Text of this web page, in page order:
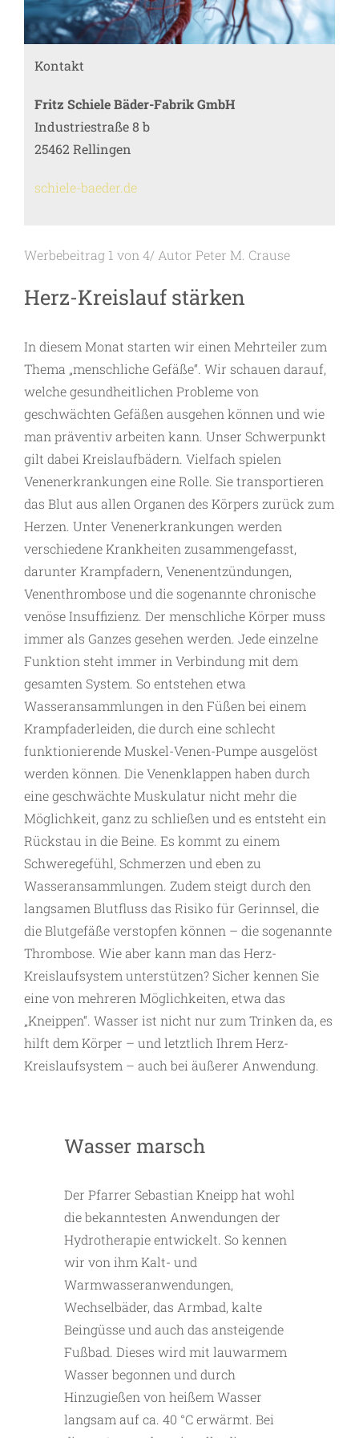
Kontakt
Fritz Schiele Bäder-Fabrik GmbH
Industriestraße 8 b
25462 Rellingen
schiele-baeder.de
Werbebeitrag 1 von 4/ Autor Peter M. Crause
Herz-Kreislauf stärken
In diesem Monat starten wir einen Mehrteiler zum
Thema „menschliche Gefäße“. Wir schauen darauf,
welche gesundheitlichen Probleme von
geschwächten Gefäßen ausgehen können und wie
man präventiv arbeiten kann. Unser Schwerpunkt
gilt dabei Kreislaufbädern. Vielfach spielen
Venenerkrankungen eine Rolle. Sie transportieren
das Blut aus allen Organen des Körpers zurück zum
Herzen. Unter Venenerkrankungen werden
verschiedene Krankheiten zusammengefasst,
darunter Krampfadern, Venenentzündungen,
Venenthrombose und die sogenannte chronische
venöse Insuffizienz. Der menschliche Körper muss
immer als Ganzes gesehen werden. Jede einzelne
Funktion steht immer in Verbindung mit dem
gesamten System. So entstehen etwa
Wasseransammlungen in den Füßen bei einem
Krampfaderleiden, die durch eine schlecht
funktionierende Muskel-Venen-Pumpe ausgelöst
werden können. Die Venenklappen haben durch
eine geschwächte Muskulatur nicht mehr die
Möglichkeit, ganz zu schließen und es entsteht ein
Rückstau in die Beine. Es kommt zu einem
Schweregefühl, Schmerzen und eben zu
Wasseransammlungen. Zudem steigt durch den
langsamen Blutfluss das Risiko für Gerinnsel, die
die Blutgefäße verstopfen können – die sogenannte
Thrombose. Wie aber kann man das Herz-
Kreislaufsystem unterstützen? Sicher kennen Sie
eine von mehreren Möglichkeiten, etwa das
„Kneippen“. Wasser ist nicht nur zum Trinken da, es
hilft dem Körper – und letztlich Ihrem Herz-
Kreislaufsystem – auch bei äußerer Anwendung.
Wasser marsch
Der Pfarrer Sebastian Kneipp hat wohl
die bekanntesten Anwendungen der
Hydrotherapie entwickelt. So kennen
wir von ihm Kalt- und
Warmwasseranwendungen,
Wechselbäder, das Armbad, kalte
Beingüsse und auch das ansteigende
Fußbad. Dieses wird mit lauwarmem
Wasser begonnen und durch
Hinzugießen von heißem Wasser
langsam auf ca. 40 °C erwärmt. Bei